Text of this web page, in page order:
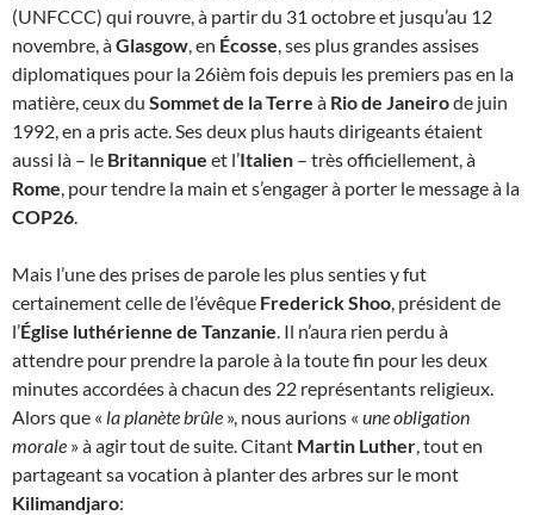
(UNFCCC) qui rouvre, à partir du 31 octobre et jusqu’au 12
novembre, àGlasgow, en Écosse, ses plus grandes assises
diplomatiques pour la 26ièm fois depuis les premiers pas en la
matière, ceux du Sommet de la Terre à Rio de Janeirode juin
1992, en a pris acte. Ses deux plus hauts dirigeants étaient
aussi là – le Britannique et l’Italien – très officiellement, à
Rome, pour tendre la main et s’engager à porter le message à la
COP26.
Mais l’une des prises de parole les plus senties y fut
certainement celle de l’évêque Frederick Shoo, président de
l’Église luthérienne de Tanzanie. Il n’aura rien perdu à
attendre pour prendre la parole à la toute fin pour les deux
minutes accordées à chacun des 22 représentants religieux.
Alors que « la planète brûle », nous aurions « une obligation
morale » à agir tout de suite. Citant Martin Luther, tout en
partageant sa vocation à planter des arbres sur le mont
Kilimandjaro: